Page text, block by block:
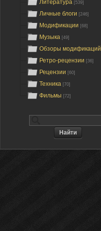
Литература [539]
Личные блоги [246]
Модификации [68]
Музыка [49]
Обзоры модификаций
Ретро-рецензии [36]
Рецензии [60]
Техника [70]
Фильмы [72]